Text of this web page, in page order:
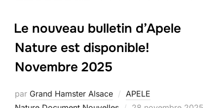
Le nouveau bulletin d’Apele
Nature est disponible!
Novembre 2025
par Grand Hamster Alsace
APELE